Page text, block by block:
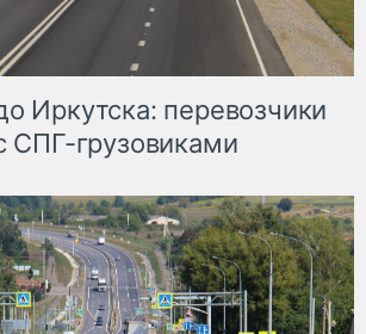
Иркутска: перевозчики
СПГ-грузовиками